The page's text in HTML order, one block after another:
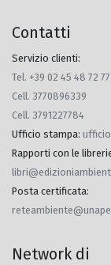
Contatti
Servizio clienti:
Tel. +39 02 45 48 72 77
Cell. 3770896339
Cell. 3791227784
Ufficio stampa:
Rapporti con le
Posta certificata:
Network di